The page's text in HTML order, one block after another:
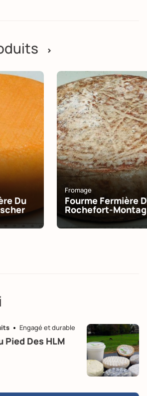
>
Du
Fromage
Fourme Fermière
Rochefort-
Engagé et durable
Pied Des HLM